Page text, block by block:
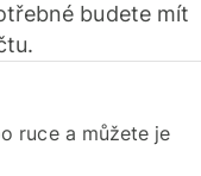
budete mít
ruce a můžete je